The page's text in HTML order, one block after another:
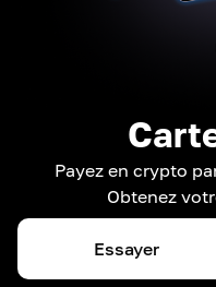
Payez en crypto
Obtenez
Essayer